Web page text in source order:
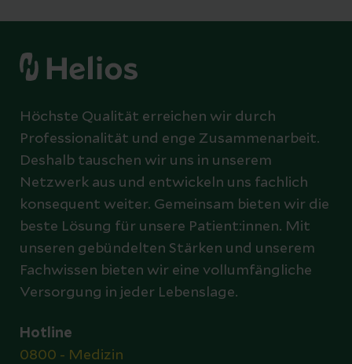
Höchste Qualität erreichen wir durch
Professionalität und enge Zusammenarbeit.
Deshalb tauschen wir uns in unserem
Netzwerk aus und entwickeln uns fachlich
konsequent weiter. Gemeinsam bieten wir die
beste Lösung für unsere Patient:innen. Mit
unseren gebündelten Stärken und unserem
Fachwissen bieten wir eine vollumfängliche
Versorgung in jeder Lebenslage.
Hotline
0800 - Medizin